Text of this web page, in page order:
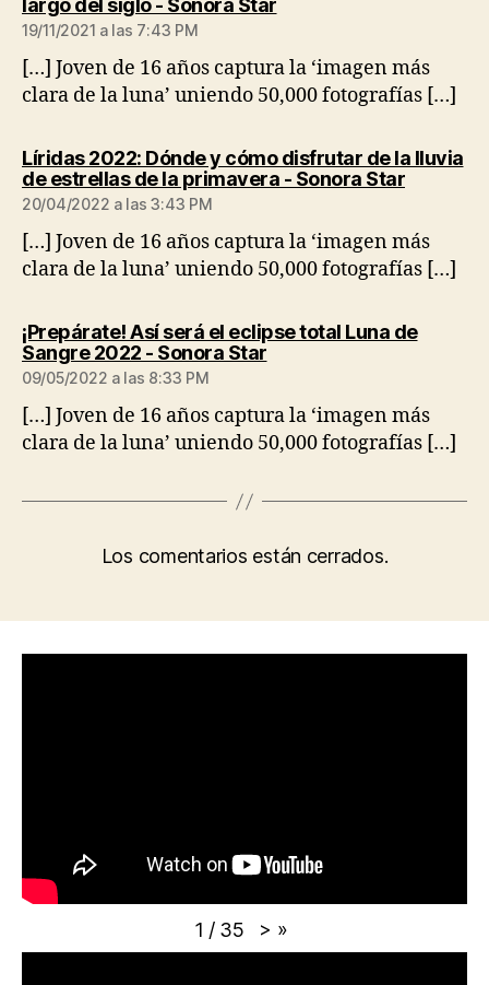
largo del siglo - Sonora Star
19/11/2021 a las 7:43 PM
[…] Joven de 16 años captura la ‘imagen más
clara de la luna’ uniendo 50,000 fotografías […]
Líridas 2022: Dónde y cómo disfrutar de la lluvia
de estrellas de la primavera - Sonora Stardice:
20/04/2022 a las 3:43 PM
[…] Joven de 16 años captura la ‘imagen más
clara de la luna’ uniendo 50,000 fotografías […]
¡Prepárate! Así será el eclipse total Luna de
Sangre 2022 - Sonora Stardice:
09/05/2022 a las 8:33 PM
[…] Joven de 16 años captura la ‘imagen más
clara de la luna’ uniendo 50,000 fotografías […]
Los comentarios están cerrados.
1 / 35 > »